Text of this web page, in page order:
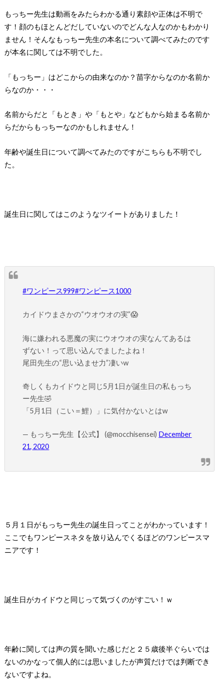
もっちー先生は動画をみたらわかる通り素顔や正体は不明で
す！顔のもほとんどだしていないのでどんな人なのかもわかり
ません！そんなもっちー先生の本名について調べてみたのです
が本名に関しては不明でした。
「もっちー」はどこからの由来なのか？苗字からなのか名前か
らなのか・・・
名前からだと「もとき」や「もとや」などもから始まる名前か
らだからもっちーなのかもしれません！
年齢や誕生日について調べてみたのですがこちらも不明でし
た。
誕生日に関してはこのようなツイートがありました！
#ワンピース999#ワンピース1000
カイドウまさかの“ウオウオの実”😱
海に嫌われる悪魔の実にウオウオの実なんてあるは
ずない！って思い込んでましたよね！
尾田先生の“思い込ませ力”凄いw
奇しくもカイドウと同じ5月1日が誕生日の私もっち
ー先生🤣
「5月1日（こい＝鯉）」に気付かないとはw
— もっちー先生【公式】 (@mocchisensei) December
21, 2020
５月１日がもっちー先生の誕生日ってことがわかっています！
ここでもワンピースネタを放り込んでくるほどのワンピースマ
ニアです！
誕生日がカイドウと同じって気づくのがすごい！ｗ
年齢に関しては声の質を聞いた感じだと２５歳後半ぐらいでは
ないのかなって個人的には思いましたが声質だけでは判断でき
ないですよね。